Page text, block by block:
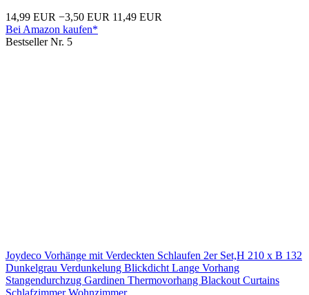
14,99 EUR −3,50 EUR 11,49 EUR
Bei Amazon kaufen*
Bestseller Nr. 5
Joydeco Vorhänge mit Verdeckten Schlaufen 2er Set,H 210 x B 132
Dunkelgrau Verdunkelung Blickdicht Lange Vorhang
Stangendurchzug Gardinen Thermovorhang Blackout Curtains
Schlafzimmer Wohnzimmer